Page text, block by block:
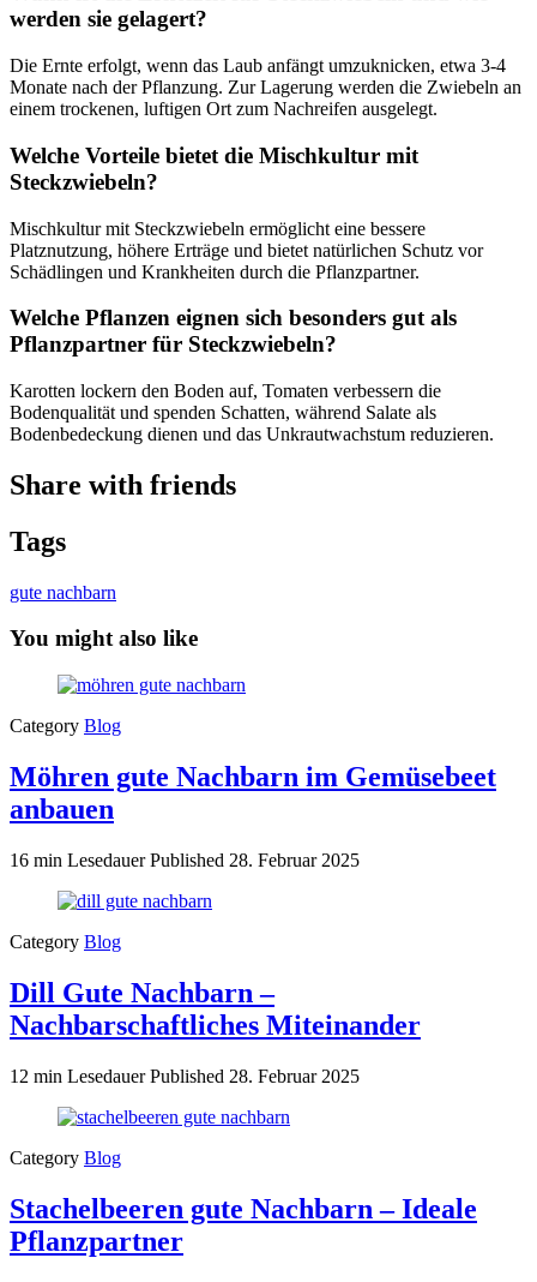
werden sie gelagert?
Die Ernte erfolgt, wenn das Laub anfängt umzuknicken, etwa 3-4
Monate nach der Pflanzung. Zur Lagerung werden die Zwiebeln an
einem trockenen, luftigen Ort zum Nachreifen ausgelegt.
Welche Vorteile bietet die Mischkultur mit
Steckzwiebeln?
Mischkultur mit Steckzwiebeln ermöglicht eine bessere
Platznutzung, höhere Erträge und bietet natürlichen Schutz vor
Schädlingen und Krankheiten durch die Pflanzpartner.
Welche Pflanzen eignen sich besonders gut als
Pflanzpartner für Steckzwiebeln?
Karotten lockern den Boden auf, Tomaten verbessern die
Bodenqualität und spenden Schatten, während Salate als
Bodenbedeckung dienen und das Unkrautwachstum reduzieren.
Share with friends
Tags
gute nachbarn
You might also like
Category Blog
Möhren gute Nachbarn im Gemüsebeet
anbauen
16 min LesedauerPublished 28. Februar 2025
Category Blog
Dill Gute Nachbarn –
Nachbarschaftliches Miteinander
12 min LesedauerPublished 28. Februar 2025
Category Blog
Stachelbeeren gute Nachbarn – Ideale
Pflanzpartner